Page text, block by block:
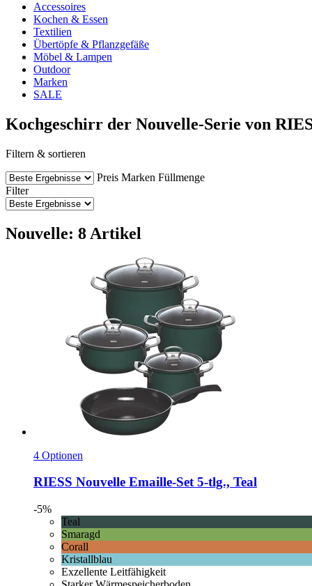
Accessoires
Kochen & Essen
Textilien
Übertöpfe & Pflanzgefäße
Möbel & Lampen
Outdoor
Marken
SALE
Kochgeschirr der Nouvelle-Serie von
Filtern & sortieren
Preis Marken Füllmenge
Filter
Nouvelle: 8 Artikel
4 Optionen
RIESS Nouvelle Emaille-​Set 5-​tlg., Teal
-5%
Teal
Smaragd
Corall
Kristallblau
Exzellente Leitfähigkeit